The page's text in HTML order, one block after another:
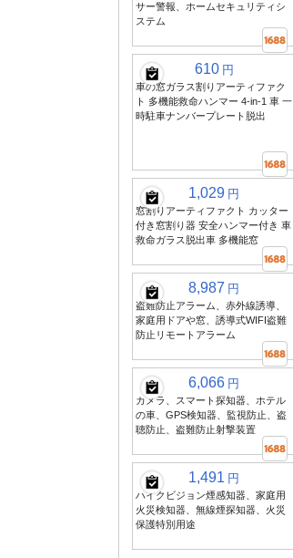
サー警報、ホームセキュリティシ
ステム
610 円
車の窓ガラス割りアーティファク
ト 多機能救命ハンマー 4-in-1 車 一
時駐車ナンバープレート脱出
1,029 円
窓割りアーティファクト カッター
付き窓割り器 安全ハンマー付き 車
救命ガラス脱出車 多機能窓
8,987 円
盗難防止アラーム、赤外線誘導、
家庭用ドアや窓、誘導式WIFI盗難
防止リモートアラーム
6,066 円
カメラ、スマート探知器、ホテル
の車、GPS検知器、監視防止、盗
聴防止、盗難防止射撃装置
1,491 円
ハイクビジョン煙感知器、家庭用
火災検知器、無線煙探知器、火災
保護特別用途